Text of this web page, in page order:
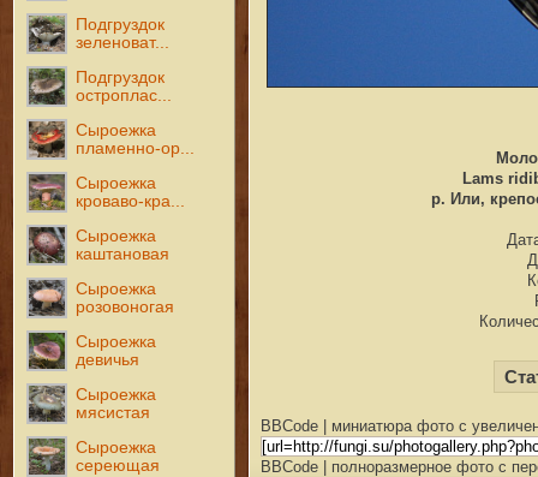
Подгруздок
зеленоват...
Подгруздок
остроплас...
Сыроежка
пламенно-ор...
Сыроежка
кроваво-кра...
Сыроежка
каштановая
Сыроежка
розовоногая
Сыроежка
девичья
Сыроежка
мясистая
Сыроежка
сереющая
Lams
р. Или,
BBCode | миниатюра фото с
BBCode | полноразмерное фото с